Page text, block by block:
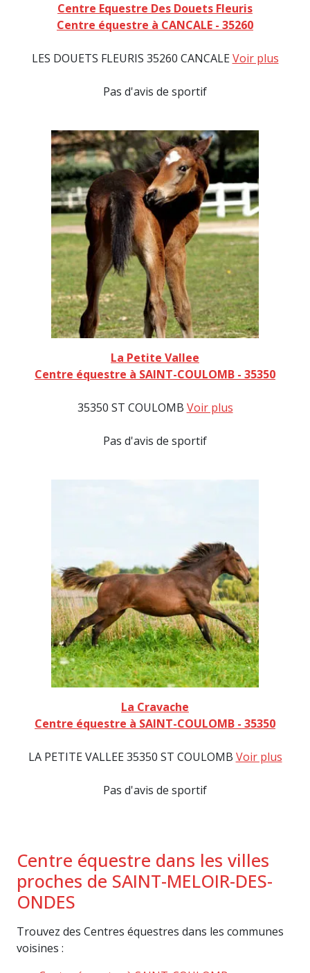
Centre Equestre Des Douets Fleuris
Centre équestre à CANCALE - 35260
LES DOUETS FLEURIS 35260 CANCALEVoir plus
Pas d'avis de sportif
La Petite Vallee
Centre équestre à SAINT-COULOMB - 35350
35350 ST COULOMB Voir plus
Pas d'avis de sportif
La Cravache
Centre équestre à SAINT-COULOMB - 35350
LA PETITE VALLEE 35350 ST COULOMB Voir plus
Pas d'avis de sportif
Centre équestre dans les villes
proches de SAINT-MELOIR-DES-
ONDES
Trouvez des Centres équestres dans les communes
voisines :